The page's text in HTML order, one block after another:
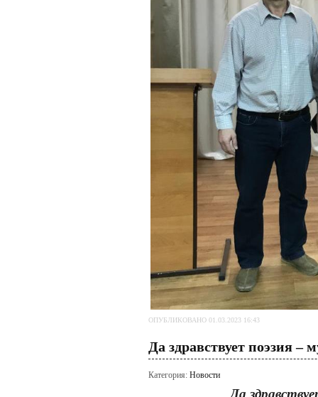
ОПУБЛИКОВАНО 01.03.2023 16:43
Да здравствует поэзия –
Категория: Новости
Да